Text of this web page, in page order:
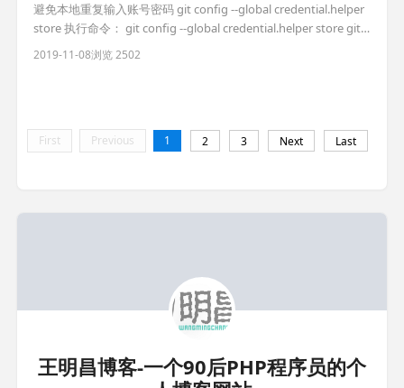
避免本地重复输入账号密码 git config --global credential.helper
store 执行命令： git config --global credential.helper store git
pull 输入你的用户名和密码store模式会存储 查看系统存储的用户
名个密码 cat ~/.git-credentials tag gi
2019-11-08浏览 2502
First Previous 1 2 3 Next Last
王明昌博客-一个90后PHP程序员的个